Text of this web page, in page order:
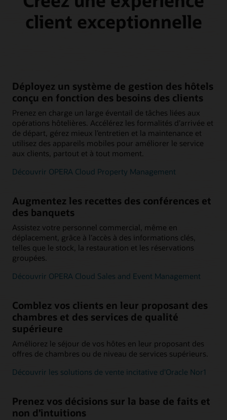
client exceptionnelle
Déployez un système de gestion des hôtels
conçu en fonction des besoins des clients
Prenez en charge un large éventail de tâches liées aux
opérations hôtelières. Accélérez les formalités d’arrivée et
de départ, gérez mieux l’entretien et la maintenance et
utilisez des appareils mobiles pour améliorer le service
aux clients, partout et à tout moment.
Découvrir OPERA Cloud Property Management
Augmentez les recettes des conférences et
des banquets
Assistez votre personnel commercial, même en
déplacement, grâce à l’accès à des informations clés,
telles que le stock, la restauration et les réservations
groupées.
Découvrir OPERA Cloud Sales and Event Management
Comblez vos clients en leur proposant des
chambres et des services de qualité
supérieure
Améliorez le séjour de vos hôtes en leur proposant des
offres de chambres ou de niveau de services supérieurs.
Découvrir les solutions de vente incitative d'Oracle Nor1
Prenez vos décisions sur la base de faits et
non d’intuitions